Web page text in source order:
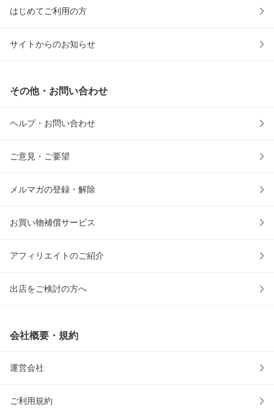
はじめてご利用の方
サイトからのお知らせ
その他・お問い合わせ
ヘルプ・お問い合わせ
ご意見・ご要望
メルマガの登録・解除
お買い物補償サービス
アフィリエイトのご紹介
出店をご検討の方へ
会社概要・規約
運営会社
ご利用規約